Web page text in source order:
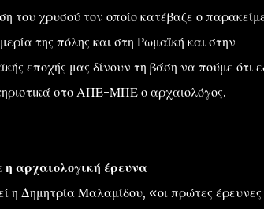
του χρυσού τον οποίο κατέβαζε ο
της πόλης και στη Ρωμαϊκή και στην
εποχής μας δίνουν τη βάση να πούμε ότι
στο ΑΠΕ-ΜΠΕ ο αρχαιολόγος.
η αρχαιολογική έρευνα
η Δημητρία Μαλαμίδου, «οι πρώτες έρευνες